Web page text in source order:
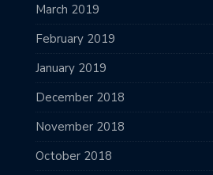
March 2019
February 2019
January 2019
December 2018
November 2018
October 2018